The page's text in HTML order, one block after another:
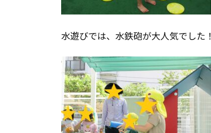
水遊びでは、水鉄砲が大人気でした！